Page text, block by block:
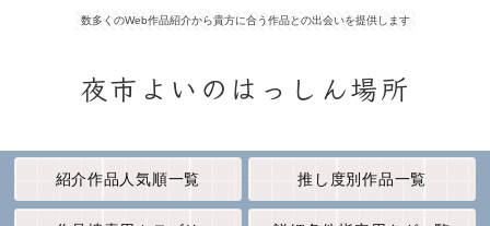
数多くのWeb作品紹介から貴方に合う作品との出会いを提供します
夜市よいのはっしん場所
紹介作品人気順一覧 推し度別作品一覧